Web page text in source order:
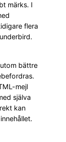
märks. I
flera
bättre
mejl
själva
kan